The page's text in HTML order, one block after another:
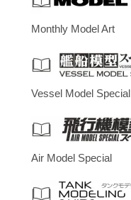
Monthly Model Art
Vessel Model Special
Air Model Special